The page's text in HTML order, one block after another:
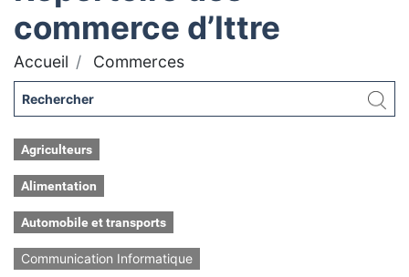
commerce d’Ittre
Accueil Commerces
Agriculteurs
Alimentation
Automobile et transports
Communication Informatique